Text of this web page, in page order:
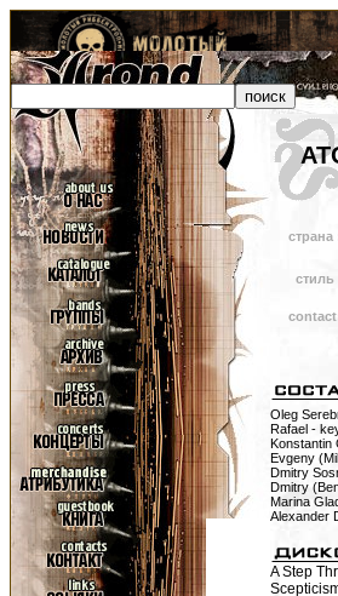
страна
стиль
Oleg
Rafael -
Konstantin
Evgeny
Dmitry
Dmitry
Marina
Alexander
A Step